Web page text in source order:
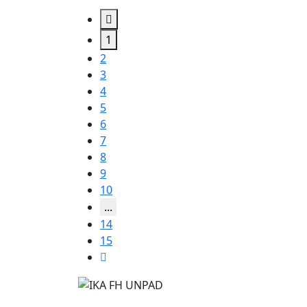
1
2
3
4
5
6
7
8
9
10
...
14
15